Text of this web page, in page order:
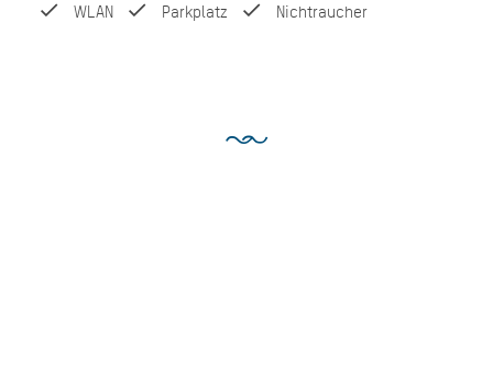
WLAN Parkplatz Nichtraucher